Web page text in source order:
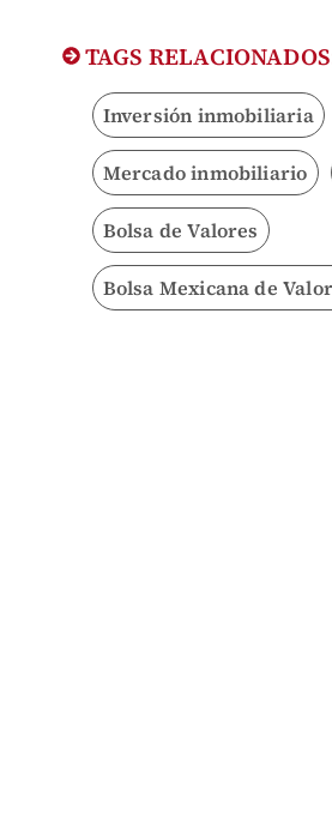
TAGS
Inversión inmobiliaria
Mercado inmobiliario
Bolsa de Valores
Bolsa Mexicana de